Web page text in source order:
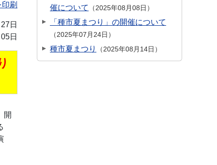
刷
日
日
開
催について
2025年08月08日
「種市夏まつり」の開催について
2025年07月24日
種市夏まつり 2025年08月14日